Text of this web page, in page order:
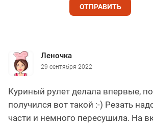
ОТПРАВИТЬ
Леночка
29 сентября 2022
Куриный рулет делала впервые,
получился вот такой :-) Резать
части и немного пересушила. На